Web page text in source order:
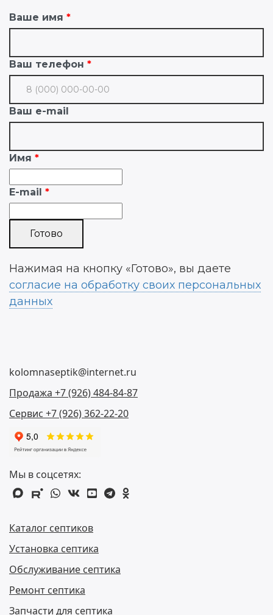
Ваше имя
Ваш телефон
Ваш e-mail
Имя
E-mail
Нажимая на кнопку «Готово», вы даете
согласие на обработку своих персональных
данных
kolomnaseptik@internet.ru
Продажа +7 (926) 484-84-87
Сервис +7 (926) 362-22-20
Мы в соцсетях:
max rutubewhatsapp
vk youtube
telegramodnoklassniki
Каталог септиков
Установка септика
Обслуживание септика
Ремонт септика
Запчасти для септика